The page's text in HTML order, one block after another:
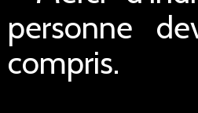
personne
compris.